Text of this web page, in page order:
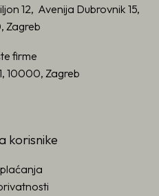
12, Avenija Dubrovnik 15,
Zagreb
firme
10000, Zagreb
korisnike